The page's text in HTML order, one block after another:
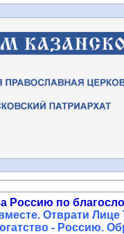
Россию по
Отврати
- Россию.